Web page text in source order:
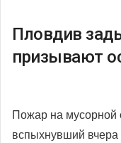
Пловдив
призывают
Пожар на мусорной
вспыхнувший вчера